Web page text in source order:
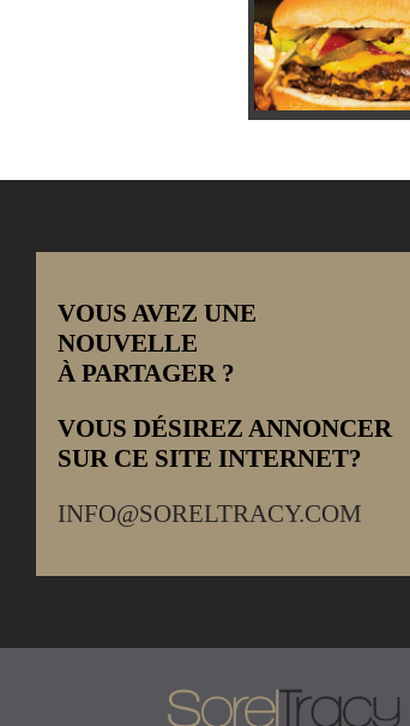
VOUS AVEZ UNE
NOUVELLE
À PARTAGER ?
VOUS DÉSIREZ ANNONCER
SUR CE SITE INTERNET?
INFO@SORELTRACY.COM